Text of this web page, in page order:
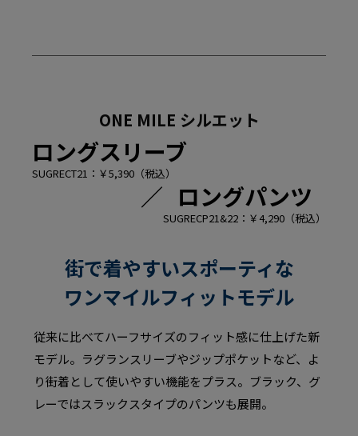
ONE MILE シルエット
ロングスリーブ
SUGRECT21：￥5,390（税込）
／ ロングパンツ
SUGRECP21&22：￥4,290（税込）
街で着やすいスポーティな
ワンマイルフィットモデル
従来に比べてハーフサイズのフィット感に仕上げた新
モデル。ラグランスリーブやジップポケットなど、よ
り街着として使いやすい機能をプラス。ブラック、グ
レーではスラックスタイプのパンツも展開。